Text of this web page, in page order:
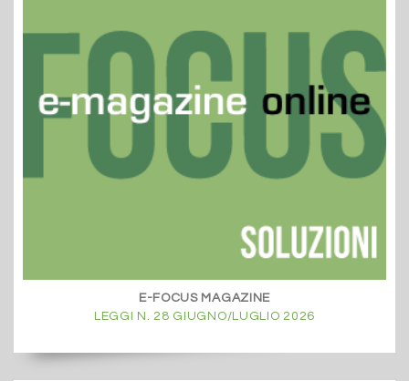
E-FOCUS MAGAZINE
LEGGI N. 28 GIUGNO/LUGLIO 2026